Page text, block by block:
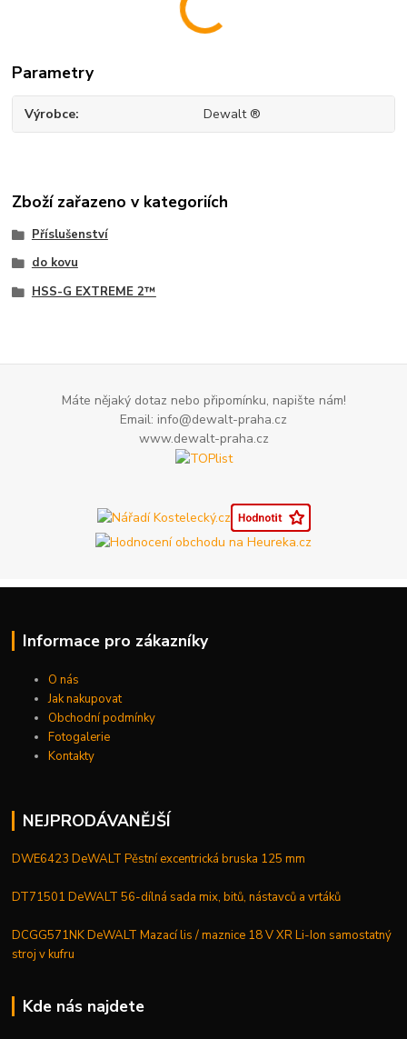
Parametry
Výrobce Dewalt ®
Zboží zařazeno v kategoriích
Příslušenství
do kovu
HSS-G EXTREME 2™
Máte nějaký dotaz nebo připomínku, napište nám!
Email: info@dewalt-praha.cz
www.dewalt-praha.cz
Informace pro zákazníky
O nás
Jak nakupovat
Obchodní podmínky
Fotogalerie
Kontakty
NEJPRODÁVANĚJŠÍ
DWE6423 DeWALT Pěstní excentrická bruska 125 mm
DT71501 DeWALT 56-dílná sada mix, bitů, nástavců a vrtáků
DCGG571NK DeWALT Mazací lis / maznice 18 V XR Li-Ion samostatný
stroj v kufru
Kde nás najdete